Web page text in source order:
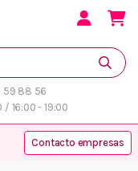
59 88 56
/ 16:00 - 19:00
Contacto empresas